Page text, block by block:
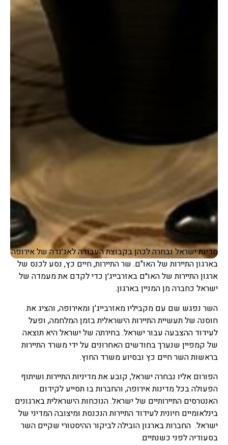
מדינת ישראל נבחרה לכהן בקבוצת העבודה לאג׳נדה של אירופה
בארגון התיירות של האו"ם. שר התיירות, חיים כץ, נסע לכנס של
ארגון התיירות של האו״ם באזרבייג׳ן כדי לקדם את מעמדה של
ישראל כחברה מן המניין בארגון.
השר נפגש שם עם מקביליו מאזרבייג'ן ומאירופה, והציג את
חוסנה של תעשיית התיירות הישראלית בזמן המלחמה, ופעל
לעידוד ההצבעה עבור ישראל. בחירתה של ישראל היא תוצאה
של קמפיין שנערך בחודשים האחרונים על ידי משרד התיירות
בראשות השר חיים כץ ובסיוע משרד החוץ.
הפורום אליו נבחרה ישראל, קובע את מדיניות התיירות ושיתוף
הפעולה בכל מדינות אירופה, והחברות בו תסייע לקידום
האנטרסים התיירותיים של ישראל. הנוכחות הישראלית בארגונים
בינלאומיים חיונית לעידוד התיירות הנכנסת ומיצובה המדיני של
ישראל. החברות בארגון הובילה לביקור ההיסטורי שקיים השר
בסעודיה לפני כשנתיים.